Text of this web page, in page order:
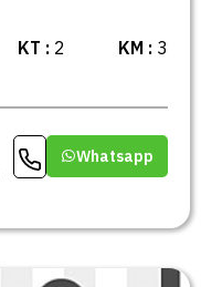
KT : 2 KM : 3
Whatsapp